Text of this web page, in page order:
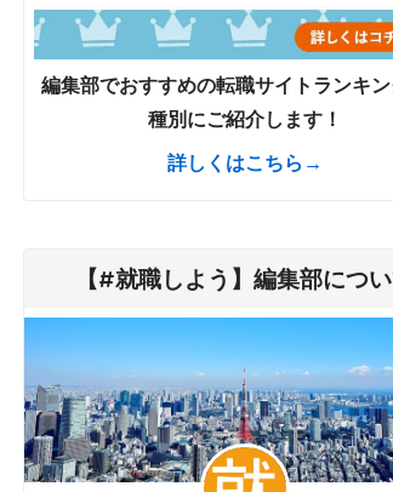
編集部でおすすめの転職サイトランキ
種別にご紹介します！
詳しくはこちら→
【#就職しよう】編集部につ